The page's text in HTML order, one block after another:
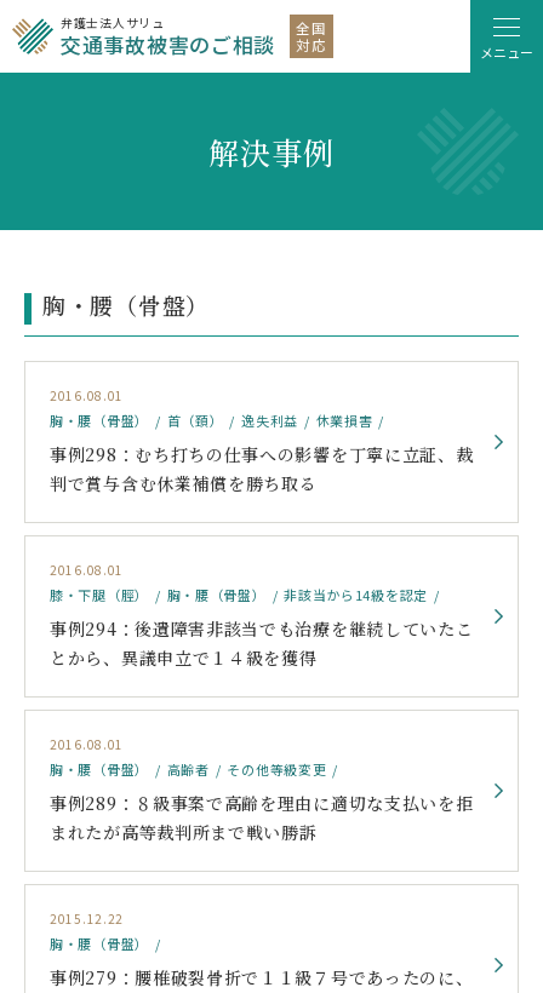
弁護士法人サリュ
交通事故被害のご相談
全国
対応
メニュー
解決事例
胸・腰（骨盤）
2016.08.01
胸・腰（骨盤） 首（頚） 逸失利益 休業損害
事例298：むち打ちの仕事への影響を丁寧に立証、裁
判で賞与含む休業補償を勝ち取る
2016.08.01
膝・下腿（脛） 胸・腰（骨盤） 非該当から14級を認定
事例294：後遺障害非該当でも治療を継続していたこ
とから、異議申立で１４級を獲得
2016.08.01
胸・腰（骨盤） 高齢者 その他等級変更
事例289：８級事案で高齢を理由に適切な支払いを拒
まれたが高等裁判所まで戦い勝訴
2015.12.22
胸・腰（骨盤）
事例279：腰椎破裂骨折で１１級７号であったのに、